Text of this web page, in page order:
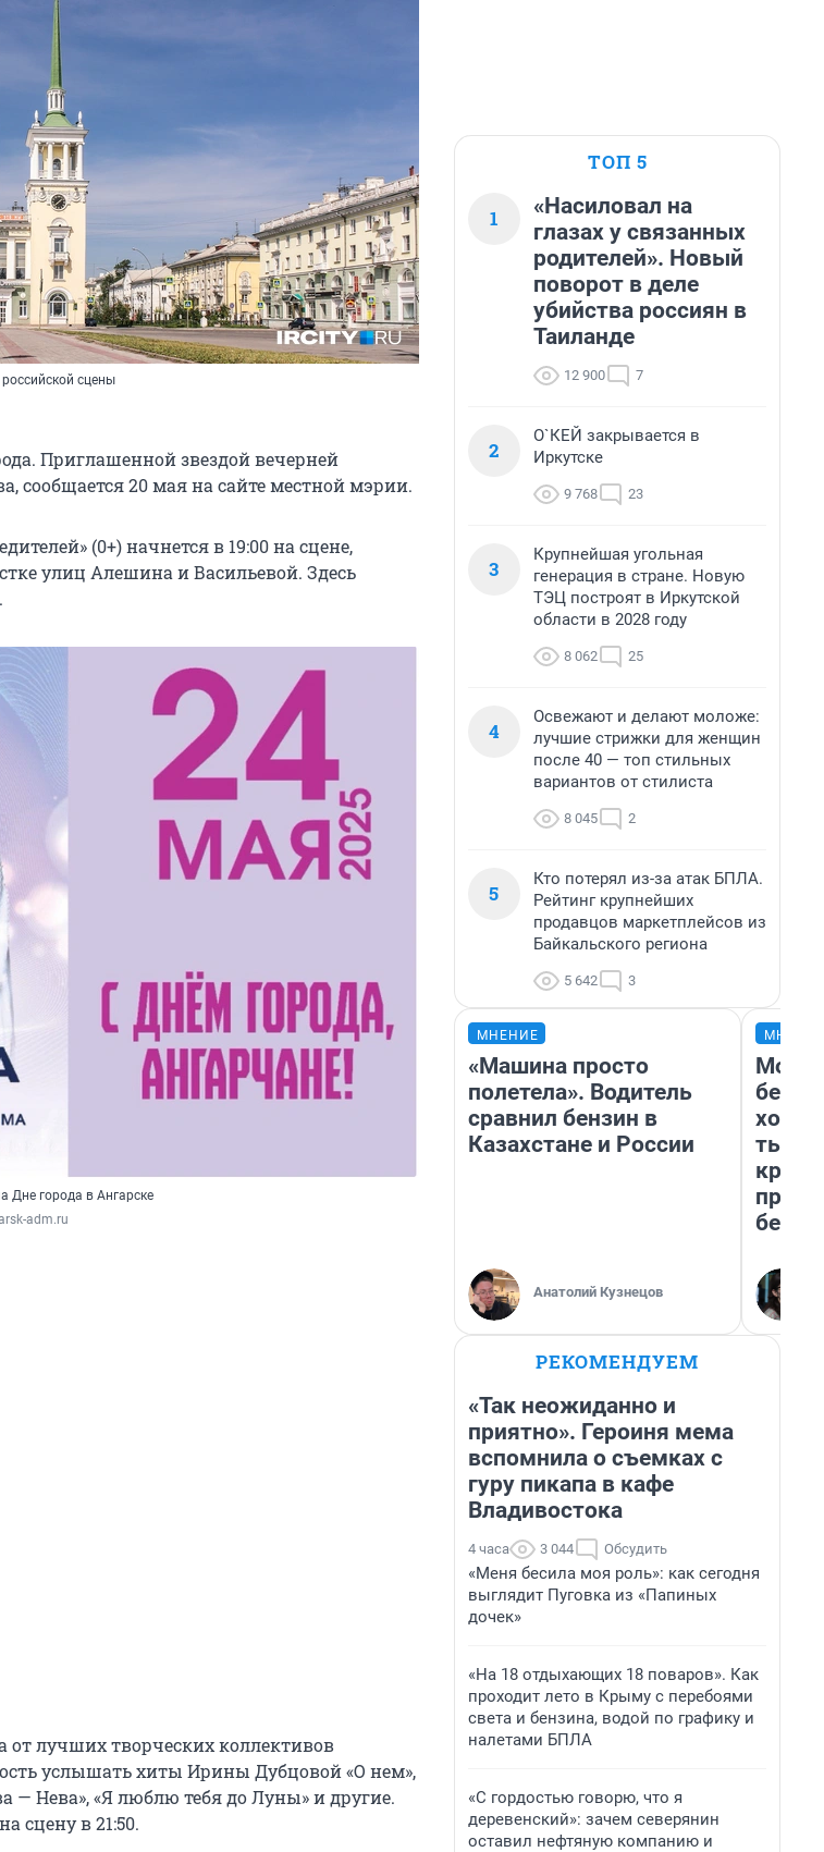
сцены
Приглашенной звездой вечерней
сообщается 20 мая на сайте местной мэрии.
(0+) начнется в 19:00 на сцене,
улиц Алешина и Васильевой. Здесь
Дне города в Ангарске
adm.ru
от лучших творческих коллективов
услышать хиты Ирины Дубцовой «О нем»,
— Нева», «Я люблю тебя до Луны» и другие.
сцену в 21:50.
ТОП 5
1
«Насиловал на
глазах у связанных
родителей». Новый
поворот в деле
убийства россиян в
Таиланде
12 900 7
2
О`КЕЙ закрывается в
Иркутске
9 768 23
3
Крупнейшая угольная
генерация в стране. Новую
ТЭЦ построят в Иркутской
области в 2028 году
8 062 25
4
Освежают и делают моложе:
лучшие стрижки для женщин
после 40 — топ стильных
вариантов от стилиста
8 045 2
5
Кто потерял из-за атак БПЛА.
Рейтинг крупнейших
продавцов маркетплейсов из
Байкальского региона
5 642 3
МНЕНИЕ
«Машина просто
полетела». Водитель
сравнил бензин в
Казахстане и России
Анатолий Кузнецов
Мой
РЕКОМЕНДУЕМ
«Так неожиданно и
приятно». Героиня мема
вспомнила о съемках с
гуру пикапа в кафе
Владивостока
4 часа 3 044 Обсудить
«Меня бесила моя роль»: как сегодня
выглядит Пуговка из «Папиных
дочек»
«На 18 отдыхающих 18 поваров». Как
проходит лето в Крыму с перебоями
света и бензина, водой по графику и
налетами БПЛА
«С гордостью говорю, что я
деревенский»: зачем северянин
оставил нефтяную компанию и